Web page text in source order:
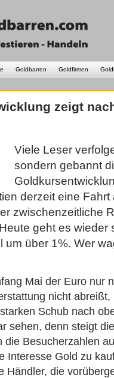
Goldbarren Goldfirmen
zeigt
Viele Leser
sondern gebannt
derzeit eine Fahrt
zwischenzeitliche
geht es wieder
um über 1%. Wer
Mai der Euro nur
nicht abreißt,
Schub nach
sehen, denn steigt
die Besucherzahlen
Interesse Gold zu
Händler, die